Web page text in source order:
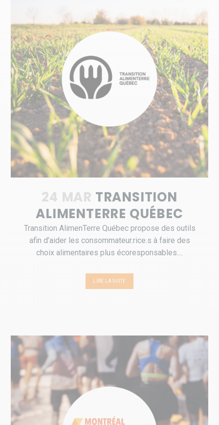
24 MAR TRANSITION
ALIMENTERRE QUÉBEC
Transition AlimenTerre Québec propose des outils
afin d’aider les consommateur.rice.s à faire des
choix alimentaires plus écoresponsables....
LIRE LA SUITE